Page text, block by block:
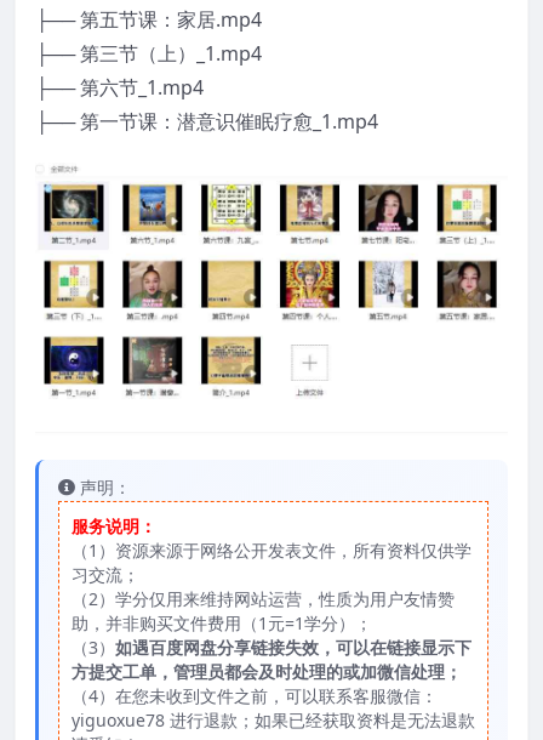
├── 第五节课：家居.mp4
├── 第三节（上）_1.mp4
├── 第六节_1.mp4
├── 第一节课：潜意识催眠疗愈_1.mp4
声明：
服务说明：
（1）资源来源于网络公开发表文件，所有资料仅供学
习交流；
（2）学分仅用来维持网站运营，性质为用户友情赞
助，并非购买文件费用（1元=1学分）；
（3） 如遇百度网盘分享链接失效，可以在链接显示下
方提交工单，管理员都会及时处理的或加微信处理；
（4）在您未收到文件之前，可以联系客服微信：
yiguoxue78 进行退款；如果已经获取资料是无法退款